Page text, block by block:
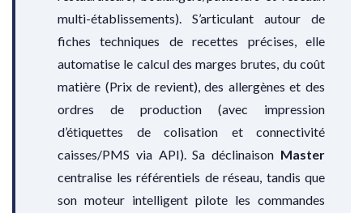
multi-établissements). S’articulant autour de
fiches techniques de recettes précises, elle
automatise le calcul des marges brutes, du coût
matière (Prix de revient), des allergènes et des
ordres de production (avec impression
d’étiquettes de colisation et connectivité
caisses/PMS via API). Sa déclinaison Master
centralise les référentiels de réseau, tandis que
son moteur intelligent pilote les commandes